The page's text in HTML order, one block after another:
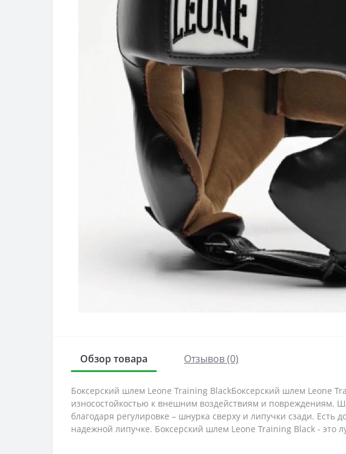
Обзор товара Отзывов (0)
Боксерский шлем Leone Training BlackБоксерский шлем Leone
износостойкостью к внешним воздействиям и повреждениям.
благодаря регулировке – шнурка сверху и липучки сзади.
надежной липучке. Боксерский шлем Leone Training Black - это